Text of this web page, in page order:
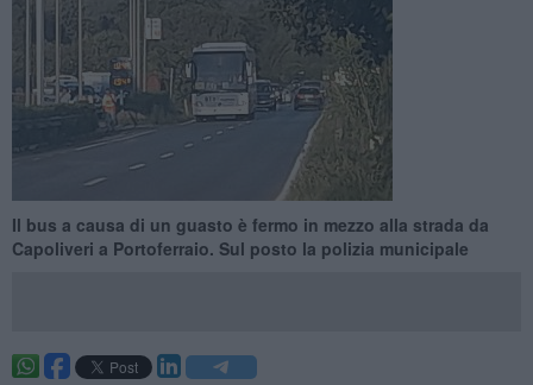
Il bus a causa di un guasto è fermo in mezzo alla strada da
Capoliveri a Portoferraio. Sul posto la polizia municipale